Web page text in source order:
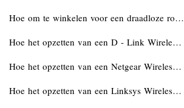
Hoe om te winkelen voor een draadloze ro…
Hoe het opzetten van een D - Link Wirele…
Hoe het opzetten van een Netgear Wireles…
Hoe het opzetten van een Linksys Wireles…